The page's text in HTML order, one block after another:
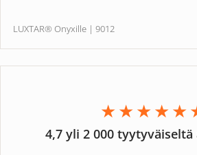
LUXTAR® Onyxille | 9012
4,7 yli 2 000 tyytyväiseltä